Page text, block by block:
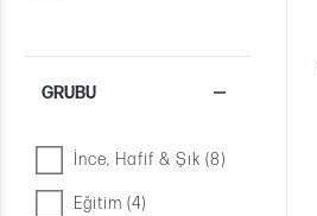
GRUBU
İnce, Hafif & Şık (8)
Eğitim (4)